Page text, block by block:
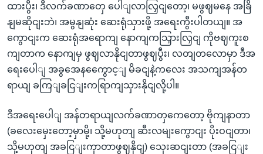
ထားပွီး၊ ဒီလက်ခဏာတှေ ပေါျလာလြှငျတော့၊ မဖွဈမနေ အခြိ
နျမဆိုငျးဘဲ၊ အမွနျဆုံး ဆေးရုံသှားဖို့ အရေးကွီးပါတယျ။ အ
ကွောငျးက ဆေးရုံအရောကျ နောကျကသြှားလြှငျ ကိုဗဈကူးစ
ကျတာက နောကျမှ ဖွဈလာနိုငျတာဖွဈပွီး၊ လတျတလောမှာ ဒီအ
ရေးပေါျ အခွအေနကွေောင့ျ မိခငျနဲ့ကလေး အသကျအန်တ
ရာယျ ခကြျခငြျးကရြာကျသှားနိုငျလို့ပါ။
ဒီအရေးပေါျ အန်တရာယျလက်ခဏာတှကေတော့ ဗိုကျနာတာ
(ခလေးမှေးတော့မှာမို့၊ သို့မဟုတျ ဆီးလမျးကွောငျး ပိုးဝငျတာ၊
သို့မဟုတျ အခငြျးကှာတာဖွဈနိုငျ) သှေးဆငျးတာ (အခငြျး